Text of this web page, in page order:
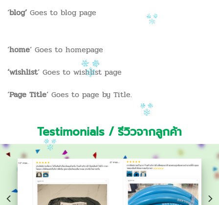
‘blog’ Goes to blog page
‘home‘ Goes to homepage
‘wishlist‘ Goes to wishlist page
‘Page Title‘ Goes to page by Title.
Testimonials / รีวิวจากลูกค้า